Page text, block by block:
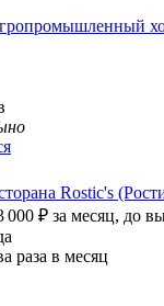
Rostic's
000 ₽ за месяц, до
раза в месяц